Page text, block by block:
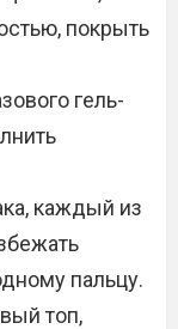
покрыть
гель-
каждый из
пальцу.
топ,